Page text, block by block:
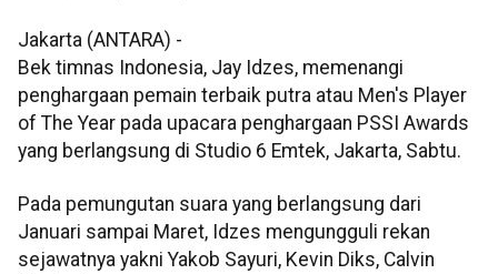
Jakarta (ANTARA) -
Bek timnas Indonesia, Jay Idzes, memenangi
penghargaan pemain terbaik putra atau Men's Player
of The Year pada upacara penghargaan PSSI Awards
yang berlangsung di Studio 6 Emtek, Jakarta, Sabtu.
Pada pemungutan suara yang berlangsung dari
Januari sampai Maret, Idzes mengungguli rekan
sejawatnya yakni Yakob Sayuri, Kevin Diks, Calvin